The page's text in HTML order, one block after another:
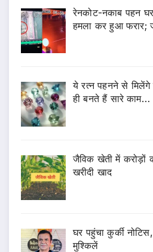
रेनकोट-नकाब पहन
हमला कर हुआ फरार;
ये रत्न पहनने से
ही बनते हैं सारे काम…
जैविक खेती में करोड़ों
खरीदी खाद
घर पहुंचा कुर्की
मुश्किलें